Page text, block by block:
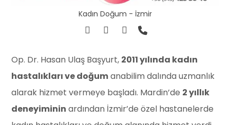
Kadın Doğum - İzmir
Op. Dr. Hasan Ulaş Başyurt, 2011 yılında kadın
hastalıkları ve doğumanabilim dalında uzmanlık
alarak hizmet vermeye başladı. Mardin’de 2 yıllık
deneyiminin ardından İzmir’de özel hastanelerde